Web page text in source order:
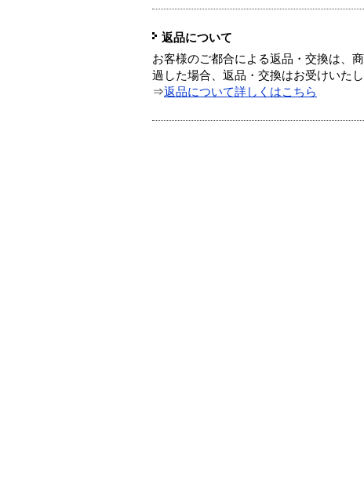
返品について
お客様のご都合による返品・交換は、
過した場合、返品・交換はお受けいたし
⇒返品について詳しくはこちら